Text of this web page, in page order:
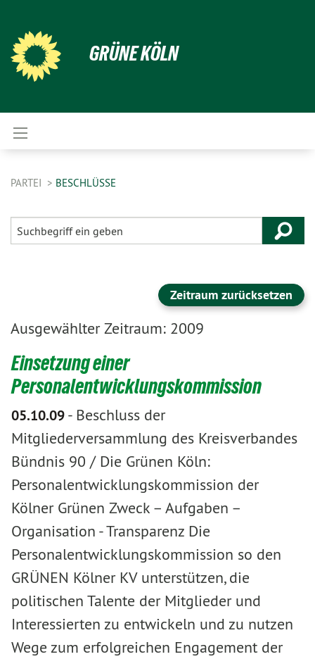
GRÜNE KÖLN
PARTEI BESCHLÜSSE
Zeitraum zurücksetzen
Ausgewählter Zeitraum: 2009
Einsetzung einer
Personalentwicklungskommission
05.10.09- Beschluss der
Mitgliederversammlung des Kreisverbandes
Bündnis 90 / Die Grünen Köln:
Personalentwicklungskommission der
Kölner Grünen Zweck – Aufgaben –
Organisation - Transparenz Die
Personalentwicklungskommission so den
GRÜNEN Kölner KV unterstützen, die
politischen Talente der Mitglieder und
Interessierten zu entwickeln und zu nutzen
Wege zum erfolgreichen Engagement der